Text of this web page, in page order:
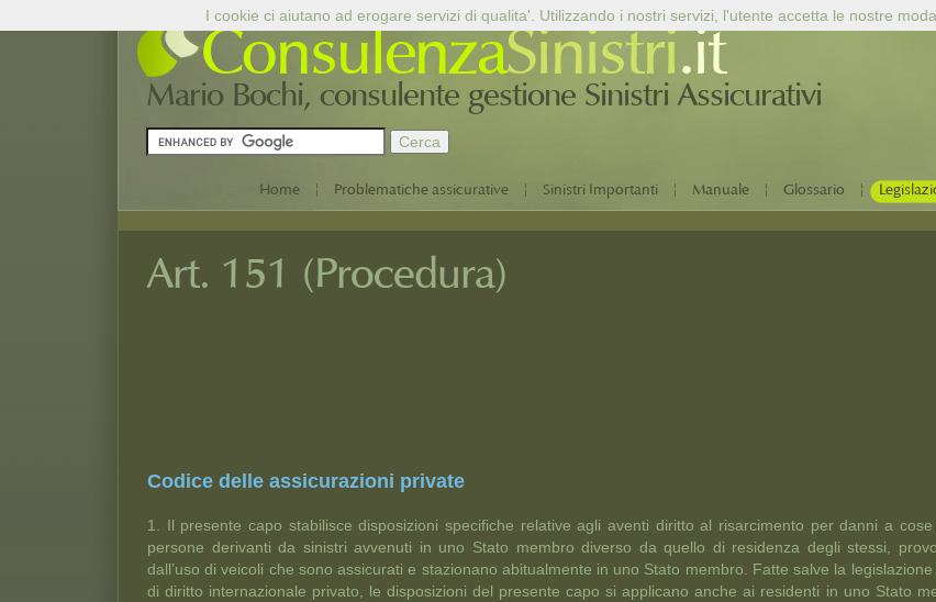
ConsulenzaSinistri.it
Mario Bochi, consulente gestione Sinistri Assicurativi
Home | Problematiche assicurative | Sinistri Importanti | Manuale | Glossario |
Art. 151 (Procedura)
Codice delle assicurazioni private
1. Il presente capo stabilisce disposizioni specifiche relative agli aventi diritto al risarcimento per danni a
persone derivanti da sinistri avvenuti in uno Stato membro diverso da quello di residenza degli stessi,
dall’uso di veicoli che sono assicurati e stazionano abitualmente in uno Stato membro. Fatte salve la
di diritto internazionale privato, le disposizioni del presente capo si applicano anche ai residenti in uno Stato
I cookie ci aiutano ad erogare servizi di qualita'. Utilizzando i nostri servizi, l'utente accetta le nostre